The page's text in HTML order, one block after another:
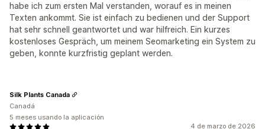
habe ich zum ersten Mal verstanden, worauf es in meinen
Texten ankommt. Sie ist einfach zu bedienen und der Support
hat sehr schnell geantwortet und war hilfreich. Ein kurzes
kostenloses Gespräch, um meinem Seomarketing ein System zu
geben, konnte kurzfristig geplant werden.
4 de marzo de 2026
Silk Plants Canada
Canadá
5 meses usando la aplicación